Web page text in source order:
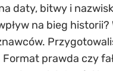
daty, bitwy i
na bieg
Format prawda czy